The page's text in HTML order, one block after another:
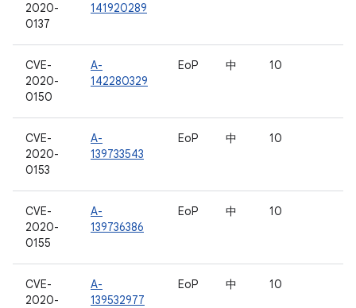
2020-
0137
141920289
CVE-
2020-
0150
A-
142280329
EoP 中 10
CVE-
2020-
0153
A-
139733543
EoP 中 10
CVE-
2020-
0155
A-
139736386
EoP 中 10
CVE-
2020-
A-
139532977
EoP 中 10